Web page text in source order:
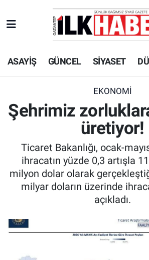
ASAYİŞ GÜNCEL SİYASET
EKONOMİ
Şehrimiz
üretiyor!
Ticaret Bakanlığı, ocak-
ihracatın yüzde 0,3 artışla
milyon dolar olarak
milyar doların üzerinde
açıkladı.
EKONOMİ
SİYASET
SPOR
ASAYİŞ
EĞİTİM
KÜLTÜR - SANAT
Beyoğlu Hava Durumu
Beyoğlu Trafik Yoğunluk
Süper Lig Puan Durumu ve
Tüm Manşetler
Haber Arşivi